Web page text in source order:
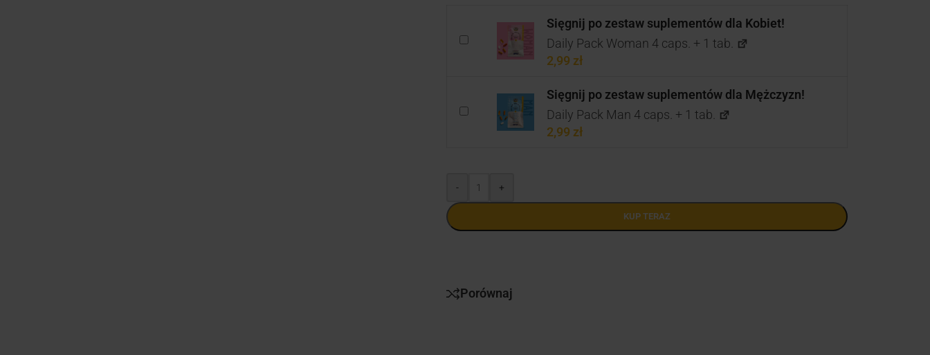
Sięgnij po zestaw suplementów dla Kobiet!
Daily Pack Woman 4 caps. + 1 tab.
2,99 zł
Sięgnij po zestaw suplementów dla Mężczyzn!
Daily Pack Man 4 caps. + 1 tab.
2,99 zł
- +
KUP TERAZ
Porównaj